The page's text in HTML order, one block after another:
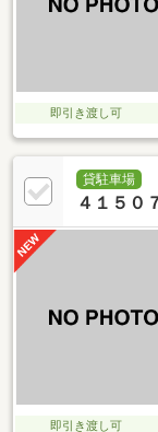
即引き渡し可
貸駐車場
４１５０
即引き渡し可